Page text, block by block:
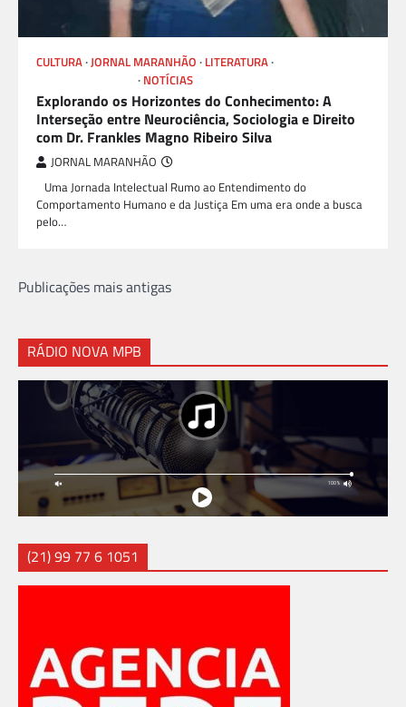
CULTURA JORNAL MARANHÃO LITERATURA
NOTÍCIAS
Explorando os Horizontes do Conhecimento: A
Interseção entre Neurociência, Sociologia e Direito
com Dr. Frankles Magno Ribeiro Silva
JORNAL MARANHÃO
Uma Jornada Intelectual Rumo ao Entendimento do
Comportamento Humano e da Justiça Em uma era onde a busca
pelo…
Navegação
posts
Publicações mais antigas
RÁDIO NOVA MPB
(21) 99 77 6 1051